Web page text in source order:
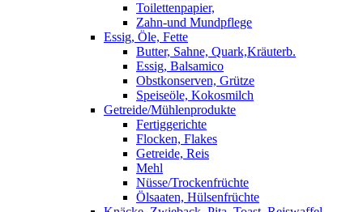
Toilettenpapier,
Zahn-und Mundpflege
Essig, Öle, Fette
Butter, Sahne, Quark,Kräuterb.
Essig, Balsamico
Obstkonserven, Grütze
Speiseöle, Kokosmilch
Getreide/Mühlenprodukte
Fertiggerichte
Flocken, Flakes
Getreide, Reis
Mehl
Nüsse/Trockenfrüchte
Ölsaaten, Hülsenfrüchte